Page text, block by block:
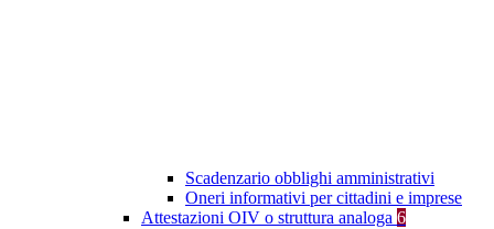
Scadenzario obblighi amministrativi
Oneri informativi per cittadini e imprese
Attestazioni OIV o struttura analoga 6